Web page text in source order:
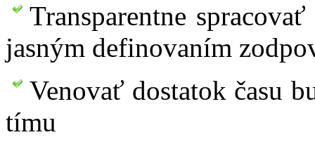
Transparentne
jasným definovaním
Venovať dostatok času
tímu